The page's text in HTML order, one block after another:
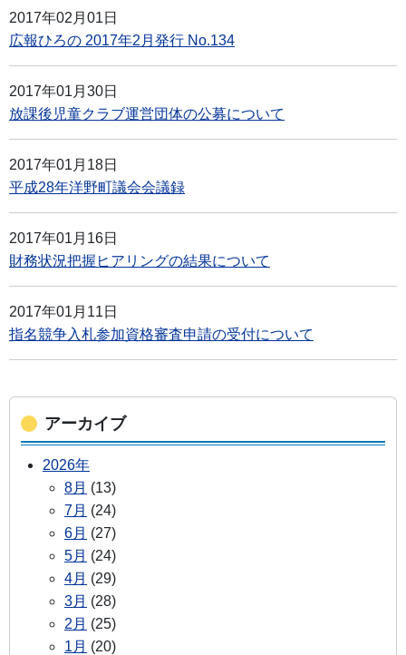
2017年02月01日
広報ひろの 2017年2月発行 No.134
2017年01月30日
放課後児童クラブ運営団体の公募について
2017年01月18日
平成28年洋野町議会会議録
2017年01月16日
財務状況把握ヒアリングの結果について
2017年01月11日
指名競争入札参加資格審査申請の受付について
アーカイブ
2026年
8月 (13)
7月 (24)
6月 (27)
5月 (24)
4月 (29)
3月 (28)
2月 (25)
1月 (20)